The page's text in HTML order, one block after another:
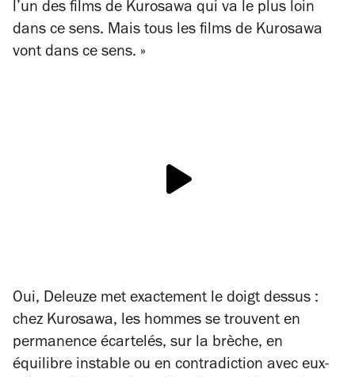
l’un des films de Kurosawa qui va le plus loin
dans ce sens. Mais tous les films de Kurosawa
vont dans ce sens. »
Oui, Deleuze met exactement le doigt dessus :
chez Kurosawa, les hommes se trouvent en
permanence écartelés, sur la brèche, en
équilibre instable ou en contradiction avec eux-